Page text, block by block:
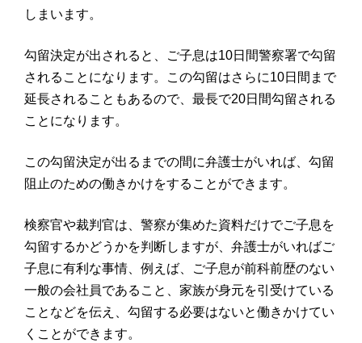
しまいます。
勾留決定が出されると、ご子息は10日間警察署で勾留
されることになります。この勾留はさらに10日間まで
延長されることもあるので、最長で20日間勾留される
ことになります。
この勾留決定が出るまでの間に弁護士がいれば、勾留
阻止のための働きかけをすることができます。
検察官や裁判官は、警察が集めた資料だけでご子息を
勾留するかどうかを判断しますが、弁護士がいればご
子息に有利な事情、例えば、ご子息が前科前歴のない
一般の会社員であること、家族が身元を引受けている
ことなどを伝え、勾留する必要はないと働きかけてい
くことができます。